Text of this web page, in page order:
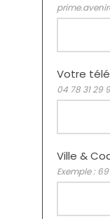
Votre
04 78 31 29
Ville &
Exemple :